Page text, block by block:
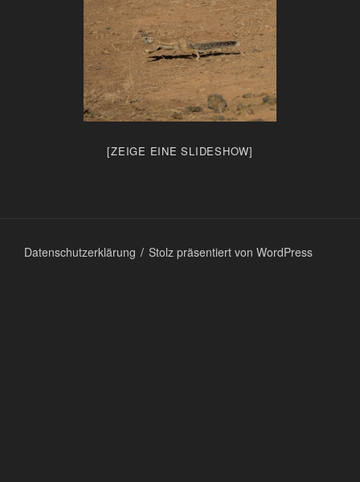
[ZEIGE EINE SLIDESHOW]
Datenschutzerklärung Stolz präsentiert von WordPress